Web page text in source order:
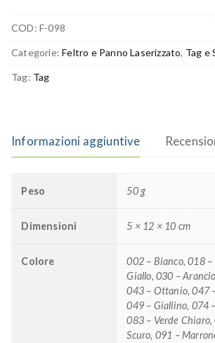
COD: F-098
Categorie:Feltro e Panno Laserizzato, Tag e
Tag: Tag
Informazioni aggiuntive
Peso 50 g
Dimensioni 5 × 12 × 10 cm
Colore
002 – Bianco, 018 –
Giallo, 030 –
043 – Ottanio, 047
049 – Giallino, 074
083 – Verde Chiaro,
Scuro, 091 –